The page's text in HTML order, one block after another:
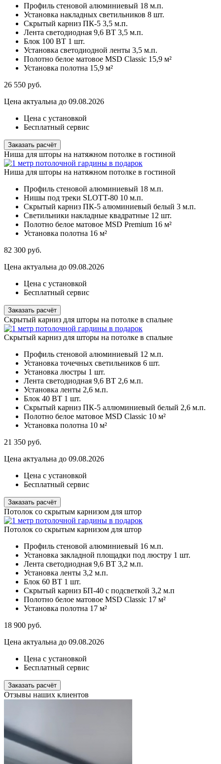
Профиль стеновой алюминиевый 18 м.п.
Установка накладных светильников 8 шт.
Скрытый карниз ПК-5 3,5 м.п.
Лента светодиодная 9,6 ВТ 3,5 м.п.
Блок 100 ВТ 1 шт.
Установка светодиодной ленты 3,5 м.п.
Полотно белое матовое MSD Classic 15,9 м²
Установка полотна 15,9 м²
26 550 руб.
Цена актуальна до 09.08.2026
Цена с установкой
Бесплатный сервис
Заказать расчёт
Ниша для шторы на натяжном потолке в гостиной
Ниша для шторы на натяжном потолке в гостиной
Профиль стеновой алюминиевый 18 м.п.
Нишы под треки SLOTT-80 10 м.п.
Скрытый карниз ПК-5 алюминиевый белый 3 м.п.
Светильники накладные квадратные 12 шт.
Полотно белое матовое MSD Premium 16 м²
Установка полотна 16 м²
82 300 руб.
Цена актуальна до 09.08.2026
Цена с установкой
Бесплатный сервис
Заказать расчёт
Скрытый карниз для шторы на потолке в спальне
Скрытый карниз для шторы на потолке в спальне
Профиль стеновой алюминиевый 12 м.п.
Установка точечных светильников 6 шт.
Установка люстры 1 шт.
Лента светодиодная 9,6 ВТ 2,6 м.п.
Установка ленты 2,6 м.п.
Блок 40 ВТ 1 шт.
Скрытый карниз ПК-5 аллюминиевый белый 2,6 м.п.
Полотно белое матовое MSD Classic 10 м²
Установка полотна 10 м²
21 350 руб.
Цена актуальна до 09.08.2026
Цена с установкой
Бесплатный сервис
Заказать расчёт
Потолок со скрытым карнизом для штор
Потолок со скрытым карнизом для штор
Профиль стеновой алюминиевый 16 м.п.
Установка закладной площадки под люстру 1 шт.
Лента светодиодная 9,6 ВТ 3,2 м.п.
Установка ленты 3,2 м.п.
Блок 60 ВТ 1 шт.
Скрытый карниз БП-40 с подсветкой 3,2 м.п
Полотно белое матовое MSD Classic 17 м²
Установка полотна 17 м²
18 900 руб.
Цена актуальна до 09.08.2026
Цена с установкой
Бесплатный сервис
Заказать расчёт
Отзывы наших клиентов